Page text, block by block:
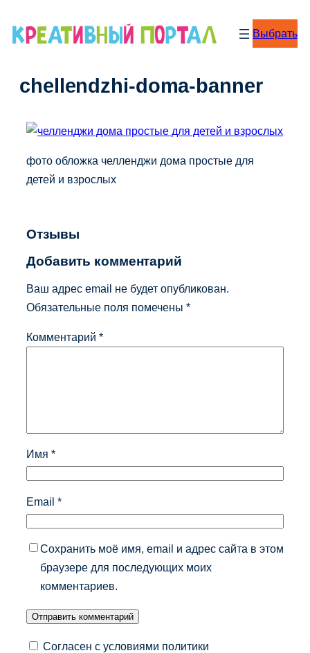
Выбрать
chellendzhi-doma-banner
фото обложка челленджи дома простые для
детей и взрослых
Отзывы
Добавить комментарий
Ваш адрес email не будет опубликован.
Обязательные поля помечены *
Комментарий *
Имя *
Email *
Сохранить моё имя, email и адрес сайта в этом
браузере для последующих моих
комментариев.
Согласен с условиями политики